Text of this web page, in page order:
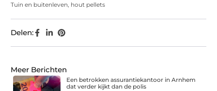
Tuin en buitenleven, hout pellets
Delen:
Meer Berichten
Een betrokken assurantiekantoor in Arnhem
dat verder kijkt dan de polis